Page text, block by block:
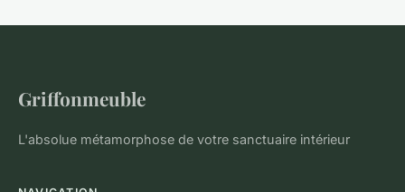
Griffonmeuble
L'absolue métamorphose de votre sanctuaire intérieur